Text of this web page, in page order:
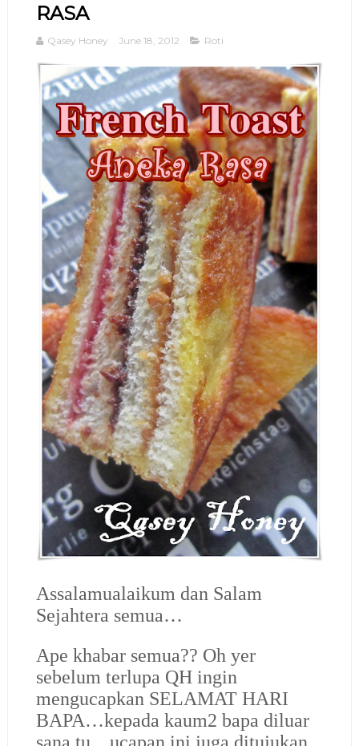
RASA
Qasey Honey June 18, 2012 Roti
Assalamualaikum dan Salam
Sejahtera semua…
Ape khabar semua?? Oh yer
sebelum terlupa QH ingin
mengucapkan SELAMAT HARI
BAPA…kepada kaum2 bapa diluar